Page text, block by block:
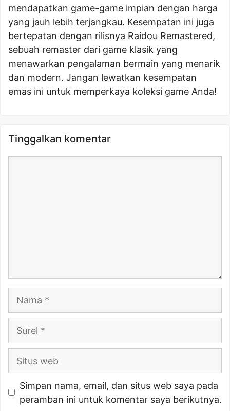
mendapatkan game-game impian dengan harga
yang jauh lebih terjangkau. Kesempatan ini juga
bertepatan dengan rilisnya Raidou Remastered,
sebuah remaster dari game klasik yang
menawarkan pengalaman bermain yang menarik
dan modern. Jangan lewatkan kesempatan
emas ini untuk memperkaya koleksi game Anda!
Tinggalkan komentar
Surel
Situs
Simpan nama, email, dan situs web saya pada
peramban ini untuk komentar saya berikutnya.